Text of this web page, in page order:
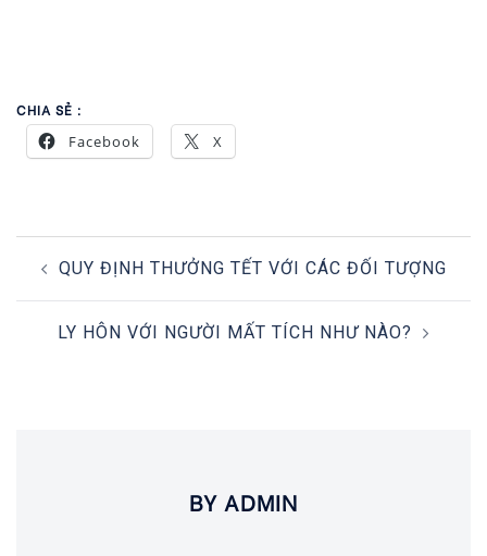
CHIA SẺ :
Facebook X
POST
NAVIGATION
QUY ĐỊNH THƯỞNG TẾT VỚI CÁC ĐỐI TƯỢNG
LY HÔN VỚI NGƯỜI MẤT TÍCH NHƯ NÀO?
BY ADMIN